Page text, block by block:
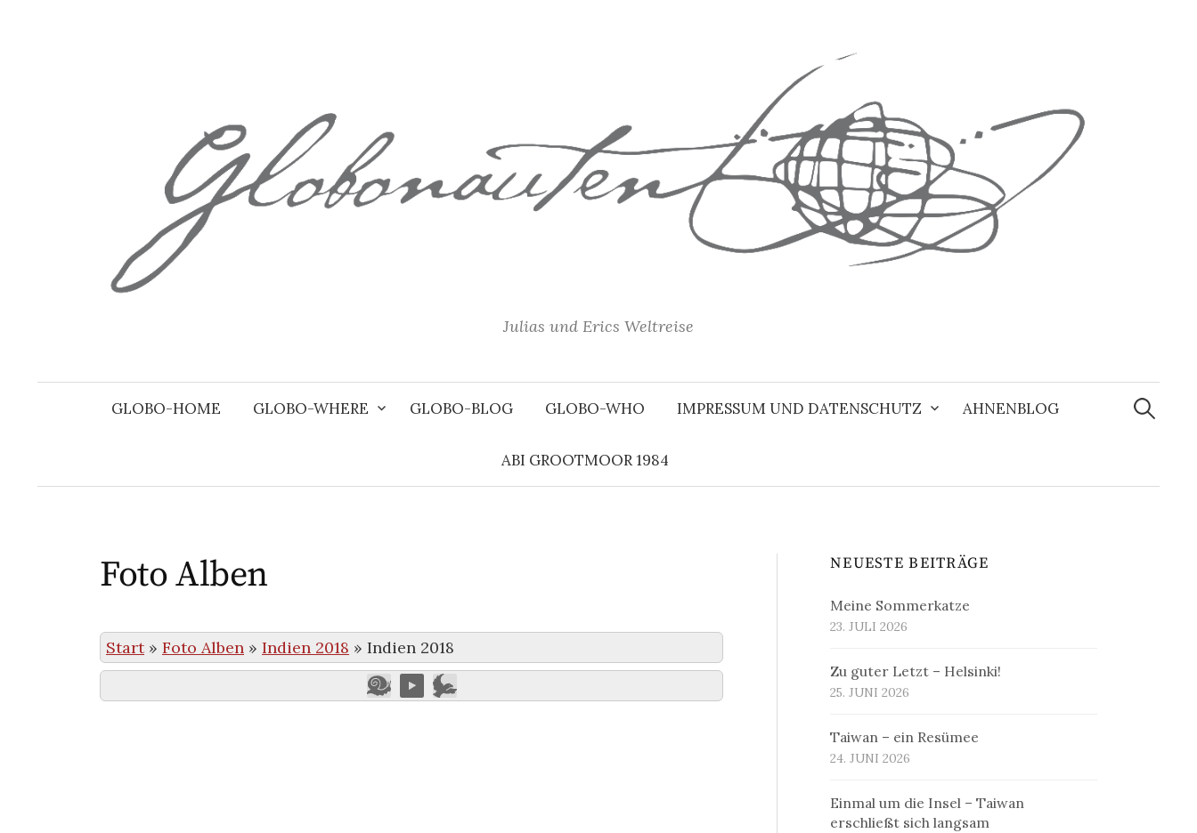
Julias und Erics Weltreise
GLOBO-HOME GLOBO-WHERE GLOBO-BLOG GLOBO-WHO IMPRESSUM UND DATENSCHUTZ AHNENBLOG
ABI GROOTMOOR 1984
Suchen
nach:
Foto Alben
Start» Foto Alben » Indien 2018 » Indien 2018
NEUESTE BEITRÄGE
Meine Sommerkatze
23. JULI 2026
Zu guter Letzt – Helsinki!
25. JUNI 2026
Taiwan – ein Resümee
24. JUNI 2026
Einmal um die Insel – Taiwan
erschließt sich langsam